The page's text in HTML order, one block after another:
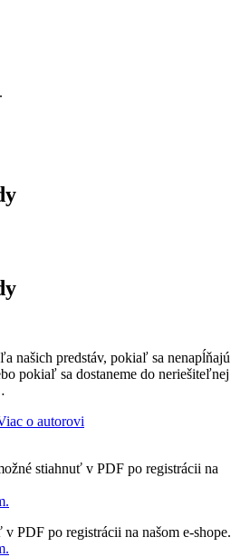
našich predstáv, pokiaľ sa nenapĺňajú
pokiaľ sa dostaneme do neriešiteľnej
o autorovi
stiahnuť v PDF po registrácii na
PDF po registrácii na našom e-shope.